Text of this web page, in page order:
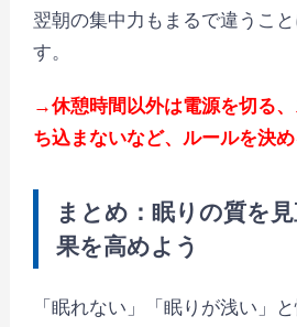
翌朝の集中力もまるで違うこ
す。
→休憩時間以外は電源を切る
ち込まないなど、ルールを決
まとめ ：眠りの質を
果を高めよう
「眠れない」「眠りが浅い」